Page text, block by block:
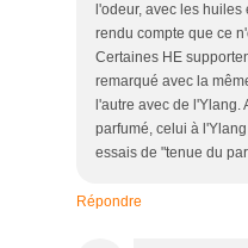
l'odeur, avec les
rendu compte que ce
Certaines HE
remarqué avec la
l'autre avec de
parfumé, celui à
essais de "tenue du
Répondre